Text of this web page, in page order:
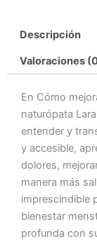
Descripción
Valoraciones
En Cómo
naturópata
entender y
y accesible,
dolores,
manera más
imprescindible
bienestar
profunda con